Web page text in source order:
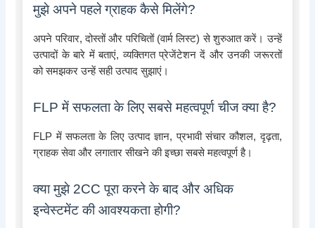
मुझे अपने पहले ग्राहक कैसे मिलेंगे?
अपने परिवार, दोस्तों और परिचितों (वार्म लिस्ट) से शुरुआत करें। उन्हें
उत्पादों के बारे में बताएं, व्यक्तिगत प्रेजेंटेशन दें और उनकी जरूरतों
को समझकर उन्हें सही उत्पाद सुझाएं।
FLP में सफलता के लिए सबसे महत्वपूर्ण चीज क्या है?
FLP में सफलता के लिए उत्पाद ज्ञान, प्रभावी संचार कौशल, दृढ़ता,
ग्राहक सेवा और लगातार सीखने की इच्छा सबसे महत्वपूर्ण है।
क्या मुझे 2CC पूरा करने के बाद और अधिक
इन्वेस्टमेंट की आवश्यकता होगी?